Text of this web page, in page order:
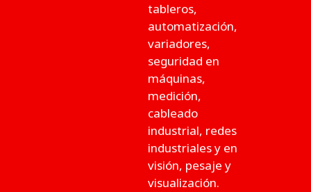
tableros,
automatización,
variadores,
seguridad en
máquinas,
medición,
cableado
industrial, redes
industriales y en
visión, pesaje y
visualización.